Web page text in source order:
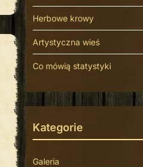
Herbowe krowy
Artystyczna wieś
Co mówią statystyki
Kategorie
Galeria